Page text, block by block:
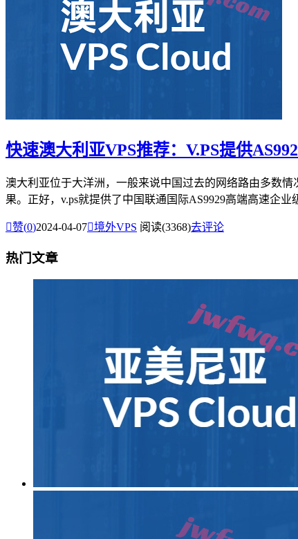
快速澳大利亚VPS推荐：V.PS提供
澳大利亚位于大洋洲，一般来说中国过去的网络路由多数
果。正好，v.ps就提供了中国联通国际AS9929高端高速企业
赞(0)2024-04-07境外VPS 阅读(3368)去评论
热门文章